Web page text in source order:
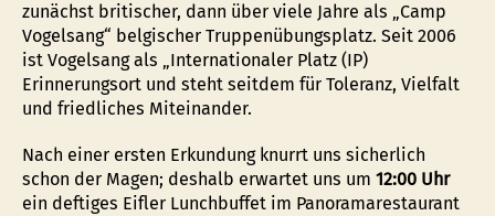
zunächst britischer, dann über viele Jahre als „Camp
Vogelsang“ belgischer Truppenübungsplatz. Seit 2006
ist Vogelsang als „Internationaler Platz (IP)
Erinnerungsort und steht seitdem für Toleranz, Vielfalt
und friedliches Miteinander.
Nach einer ersten Erkundung knurrt uns sicherlich
schon der Magen; deshalb erwartet uns um 12:00 Uhr
ein deftiges Eifler Lunchbuffet im Panoramarestaurant